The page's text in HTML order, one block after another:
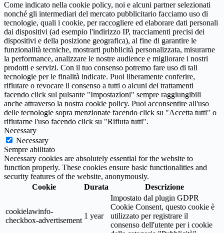
Come indicato nella cookie policy, noi e alcuni partner selezionati
nonché gli intermediari del mercato pubblicitario facciamo uso di
tecnologie, quali i cookie, per raccogliere ed elaborare dati personali
dai dispositivi (ad esempio l'indirizzo IP, tracciamenti precisi dei
dispositivi e della posizione geografica), al fine di garantire le
funzionalità tecniche, mostrarti pubblicità personalizzata, misurarne
la performance, analizzare le nostre audience e migliorare i nostri
prodotti e servizi. Con il tuo consenso potremo fare uso di tali
tecnologie per le finalità indicate. Puoi liberamente conferire,
rifiutare o revocare il consenso a tutti o alcuni dei trattamenti
facendo click sul pulsante "Impostazioni" sempre raggiungibili
anche attraverso la nostra cookie policy. Puoi acconsentire all'uso
delle tecnologie sopra menzionate facendo click su "Accetta tutti" o
rifiutarne l'uso facendo click su "Rifiuta tutti".
Necessary
Necessary
Sempre abilitato
Necessary cookies are absolutely essential for the website to
function properly. These cookies ensure basic functionalities and
security features of the website, anonymously.
Cookie
Durata Descrizione
cookielawinfo-
checkbox-advertisement
1 year
Impostato dal plugin GDPR
Cookie Consent, questo cookie è
utilizzato per registrare il
consenso dell'utente per i cookie